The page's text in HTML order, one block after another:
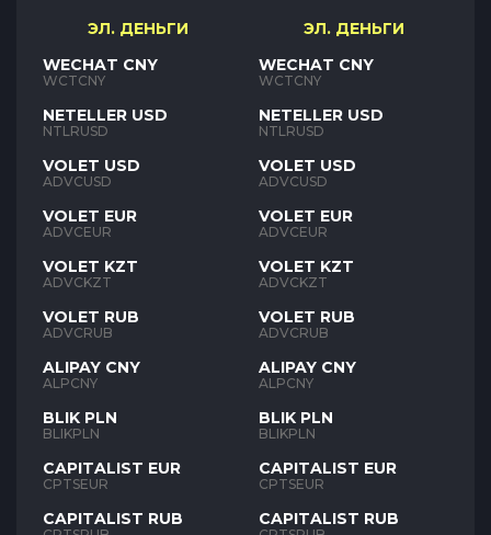
ЭЛ. ДЕНЬГИ
WECHAT CNY
WCTCNY
NETELLER USD
NTLRUSD
VOLET USD
ADVCUSD
VOLET EUR
ADVCEUR
VOLET KZT
ADVCKZT
VOLET RUB
ADVCRUB
ALIPAY CNY
ALPCNY
BLIK PLN
BLIKPLN
CAPITALIST EUR
CPTSEUR
CAPITALIST RUB
ЭЛ. ДЕНЬГИ
WECHAT CNY
WCTCNY
NETELLER USD
NTLRUSD
VOLET USD
ADVCUSD
VOLET EUR
ADVCEUR
VOLET KZT
ADVCKZT
VOLET RUB
ADVCRUB
ALIPAY CNY
ALPCNY
BLIK PLN
BLIKPLN
CAPITALIST EUR
CPTSEUR
CAPITALIST RUB